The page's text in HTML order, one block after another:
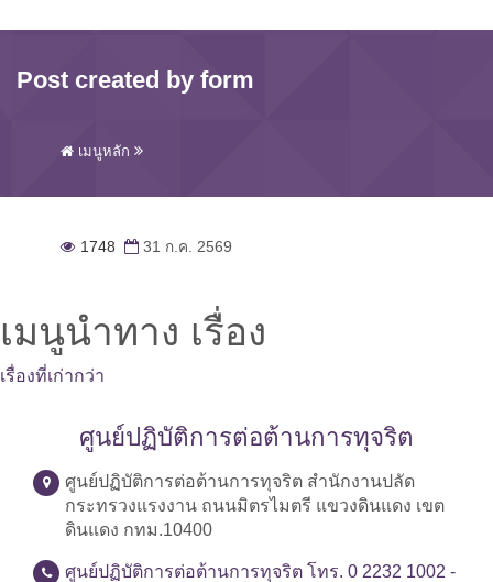
Post created by form
เมนูหลัก
1748 31 ก.ค. 2569
เมนูนำทาง เรื่อง
เรื่องที่เก่ากว่า
ศูนย์ปฏิบัติการต่อต้านการทุจริต
ศูนย์ปฏิบัติการต่อต้านการทุจริต สำนักงานปลัด
กระทรวงแรงงาน ถนนมิตรไมตรี แขวงดินแดง เขต
ดินแดง กทม.10400
ศูนย์ปฏิบัติการต่อต้านการทุจริต โทร. 0 2232 1002 -